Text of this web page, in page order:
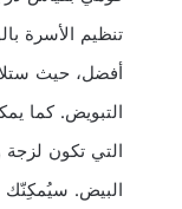
تنظيم الأسرة
أفضل، حيث
التبويض. كما
التي تكون
البيض. سيُمكِنّك